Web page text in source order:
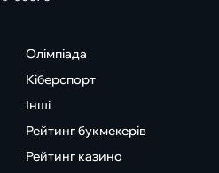
Олімпіада
Кіберспорт
Інші
Рейтинг букмекерів
Рейтинг казино